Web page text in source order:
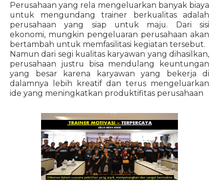
Perusahaan yang rela mengeluarkan banyak biaya
untuk mengundang trainer berkualitas adalah
perusahaan yang siap untuk maju. Dari sisi
ekonomi, mungkin pengeluaran perusahaan akan
bertambah untuk memfasilitasi kegiatan tersebut.
Namun dari segi kualitas karyawan yang dihasilkan,
perusahaan justru bisa mendulang keuntungan
yang besar karena karyawan yang bekerja di
dalamnya lebih kreatif dan terus mengeluarkan
ide yang meningkatkan produktifitas perusahaan